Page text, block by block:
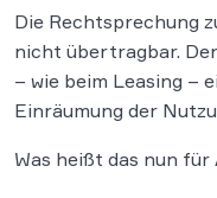
Die Rechtsprechung
nicht übertragbar.
– wie beim Leasing –
Einräumung der
Was heißt das nun für